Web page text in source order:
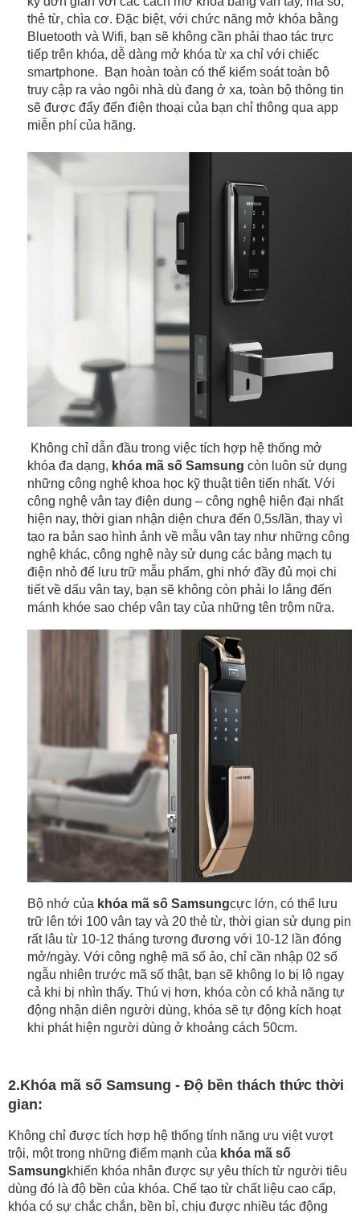
thẻ từ, chìa cơ. Đặc biệt, với chức năng mở khóa bằng
Bluetooth và Wifi, bạn sẽ không cần phải thao tác trực
tiếp trên khóa, dễ dàng mở khóa từ xa chỉ với chiếc
smartphone.  Bạn hoàn toàn có thể kiểm soát toàn bộ
truy cập ra vào ngôi nhà dù đang ở xa, toàn bộ thông tin
sẽ được đẩy đến điện thoại của bạn chỉ thông qua app
miễn phí của hãng.
Không chỉ dẫn đầu trong việc tích hợp hệ thống mở
khóa đa dạng, khóa mã số Samsung còn luôn sử dụng
những công nghệ khoa học kỹ thuật tiên tiến nhất. Với
công nghệ vân tay điện dung – công nghệ hiện đại nhất
hiện nay, thời gian nhận diện chưa đến 0,5s/lần, thay vì
tạo ra bản sao hình ảnh về mẫu vân tay như những công
nghệ khác, công nghệ này sử dụng các bảng mạch tụ
điện nhỏ để lưu trữ mẫu phẩm, ghi nhớ đầy đủ mọi chi
tiết về dấu vân tay, bạn sẽ không còn phải lo lắng đến
mánh khóe sao chép vân tay của những tên trộm nữa.
Bộ nhớ của khóa mã số Samsungcực lớn, có thể lưu
trữ lên tới 100 vân tay và 20 thẻ từ, thời gian sử dụng pin
rất lâu từ 10-12 tháng tương đương với 10-12 lần đóng
mở/ngày. Với công nghệ mã số ảo, chỉ cần nhập 02 số
ngẫu nhiên trước mã số thật, bạn sẽ không lo bị lộ ngay
cả khi bị nhìn thấy. Thú vị hơn, khóa còn có khả năng tự
động nhận diên người dùng, khóa sẽ tự động kích hoạt
khi phát hiện người dùng ở khoảng cách 50cm.
2.Khóa mã số Samsung - Độ bền thách thức thời
gian:
Không chỉ được tích hợp hệ thống tính năng ưu việt vượt
trội, một trong những điểm mạnh của khóa mã số
Samsungkhiến khóa nhân được sự yêu thích từ người tiêu
dùng đó là độ bền của khóa. Chế tạo từ chất liệu cao cấp,
khóa có sự chắc chắn, bền bỉ, chịu được nhiều tác động